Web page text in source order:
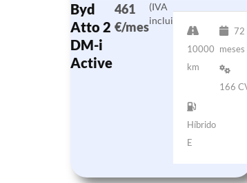
Byd
Atto 2
DM-i
Active
461
€/mes
(IVA
incluido)
10000
km
72
meses
166
Híbrido
E